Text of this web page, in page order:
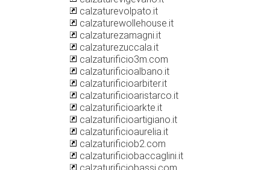
calzaturevolpato.it
calzaturewollehouse.it
calzaturezamagni.it
calzaturezuccala.it
calzaturificio3m.com
calzaturificioalbano.it
calzaturificioarbiter.it
calzaturificioaristarco.it
calzaturificioarkte.it
calzaturificioartigiano.it
calzaturificioaurelia.it
calzaturificiob2.com
calzaturificiobaccaglini.it